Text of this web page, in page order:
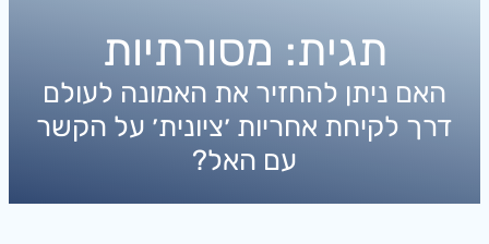
תגית: מסורתיות
האם ניתן להחזיר את האמונה לעולם
דרך לקיחת אחריות ׳ציונית׳ על הקשר
עם האל?